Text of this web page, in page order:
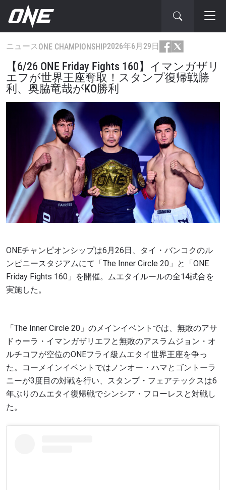
ニュース ONE CHAMPIONSHIP2026年6月29日
【6/26 ONE Friday Fights 160】イマンガザリ
エフが世界王座奪取！スタンプ復帰戦勝
利、奥脇竜哉がKO勝利
ONEチャンピオンシップは6月26日、タイ・バンコクのル
ンピニースタジアムにて「The Inner Circle 20」と「ONE
Friday Fights 160」を開催。ムエタイルールの全14試合を
実施した。
「The Inner Circle 20」のメインイベントでは、無敗のアサ
ドゥーラ・イマンガザリエフと無敗のアスラムジョン・オ
ルチコフが空位のONEフライ級ムエタイ世界王座を争っ
た。コーメインイベントではノンオー・ハマとゴントーラ
ニーが3度目の対戦を行い、スタンプ・フェアテックスは6
年ぶりのムエタイ復帰戦でシンシア・フローレスと対戦し
た。